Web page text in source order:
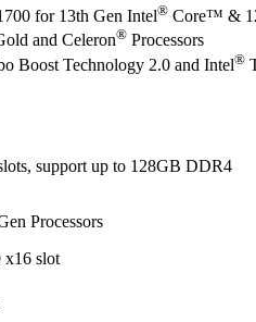
for 13th Gen Intel® Core™ &
and Celeron® Processors
Boost Technology 2.0 and Intel®
support up to 128GB DDR4
Processors
x16 slot